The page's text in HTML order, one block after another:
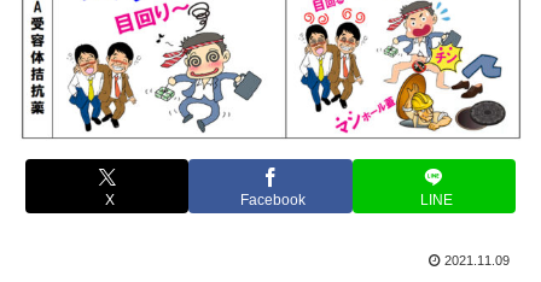
X Facebook LINE
2021.11.09